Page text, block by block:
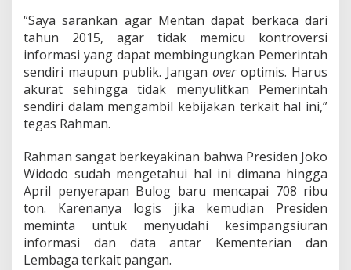
“Saya sarankan agar Mentan dapat berkaca dari
tahun 2015, agar tidak memicu kontroversi
informasi yang dapat membingungkan Pemerintah
sendiri maupun publik. Jangan overoptimis. Harus
akurat sehingga tidak menyulitkan Pemerintah
sendiri dalam mengambil kebijakan terkait hal ini,”
tegas Rahman.
Rahman sangat berkeyakinan bahwa Presiden Joko
Widodo sudah mengetahui hal ini dimana hingga
April penyerapan Bulog baru mencapai 708 ribu
ton. Karenanya logis jika kemudian Presiden
meminta untuk menyudahi kesimpangsiuran
informasi dan data antar Kementerian dan
Lembaga terkait pangan.